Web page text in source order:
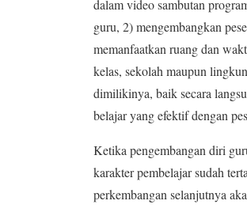
dalam video sambutan
guru, 2) mengembangkan
memanfaatkan ruang dan
kelas, sekolah maupun
dimilikinya, baik secara
belajar yang efektif dengan
Ketika pengembangan diri
karakter pembelajar sudah
perkembangan selanjutnya